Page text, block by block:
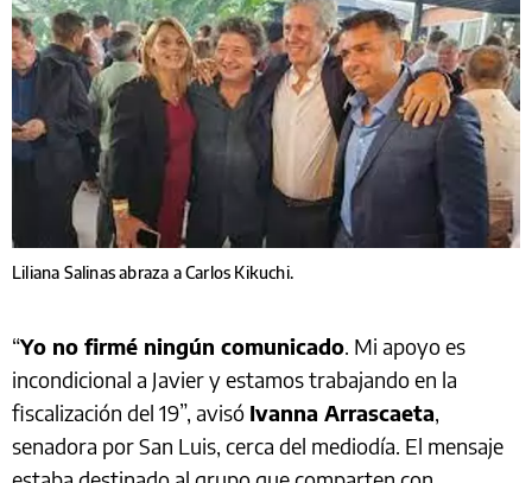
Liliana Salinas abraza a Carlos Kikuchi.
“Yo no firmé ningún comunicado. Mi apoyo es
incondicional a Javier y estamos trabajando en la
fiscalización del 19”, avisó Ivanna Arrascaeta,
senadora por San Luis, cerca del mediodía. El mensaje